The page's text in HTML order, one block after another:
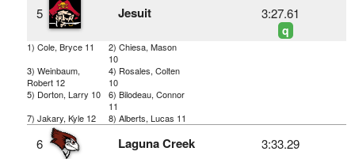
5 Jesuit 3:27.61
q
1) Cole, Bryce 11
2) Chiesa, Mason
10
3) Weinbaum,
Robert 12
4) Rosales, Colten
10
5) Dorton, Larry 10
6) Bilodeau, Connor
11
7) Jakary, Kyle 12
8) Alberts, Lucas 11
6 Laguna Creek 3:33.29